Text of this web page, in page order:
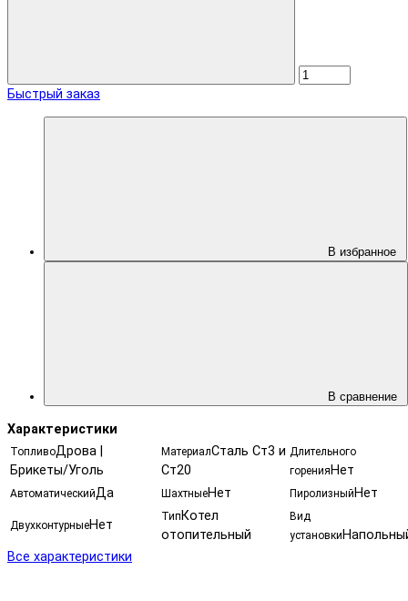
Быстрый заказ
В избранное
В сравнение
Характеристики
ТопливоДрова |
Брикеты/Уголь
МатериалСталь Ст3 и
Ст20
Длительного
горения Нет
АвтоматическийДа ШахтныеНет Пиролизный Нет
ДвухконтурныеНет
Тип Котел
отопительный
Вид
установки
Все характеристики